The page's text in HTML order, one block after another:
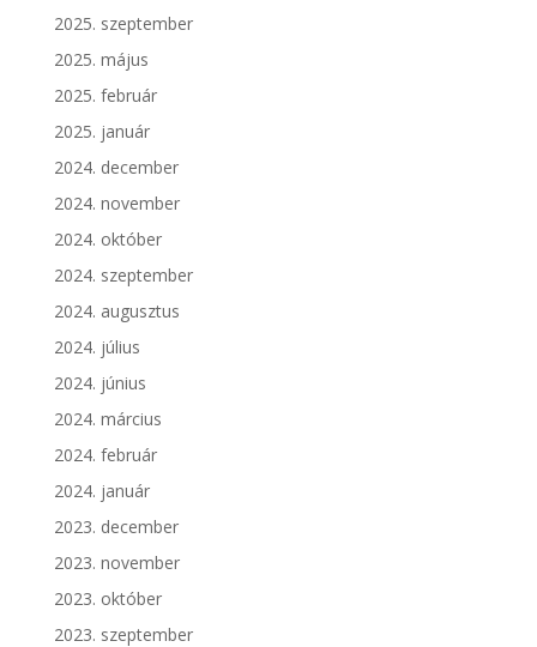
2025. szeptember
2025. május
2025. február
2025. január
2024. december
2024. november
2024. október
2024. szeptember
2024. augusztus
2024. július
2024. június
2024. március
2024. február
2024. január
2023. december
2023. november
2023. október
2023. szeptember